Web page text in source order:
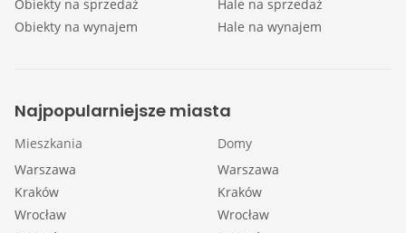
Obiekty na sprzedaż
Obiekty na wynajem
Hale na sprzedaż
Hale na wynajem
Najpopularniejsze miasta
Mieszkania
Warszawa
Kraków
Wrocław
Domy
Warszawa
Kraków
Wrocław